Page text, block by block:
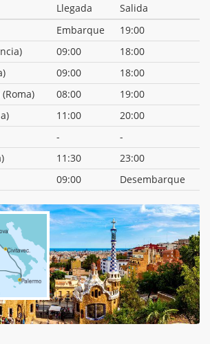
Llegada
Salida
Embarque
19:00
09:00
18:00
09:00
18:00
08:00
19:00
11:00
20:00
-
-
11:30
23:00
09:00 Desembarque